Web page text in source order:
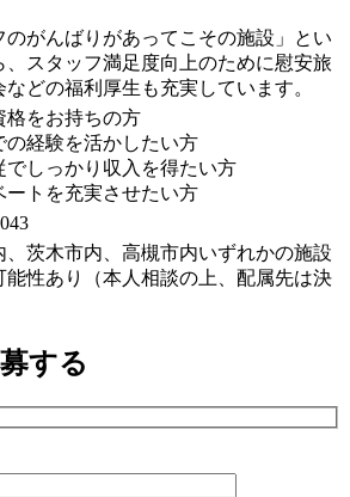
のがんばりがあってこその施設」とい
、スタッフ満足度向上のために慰安旅
どの福利厚生も充実しています。
格をお持ちの方
の経験を活かしたい方
でしっかり収入を得たい方
ートを充実させたい方
茨木市内、高槻市内いずれかの施設
能性あり（本人相談の上、配属先は決
する